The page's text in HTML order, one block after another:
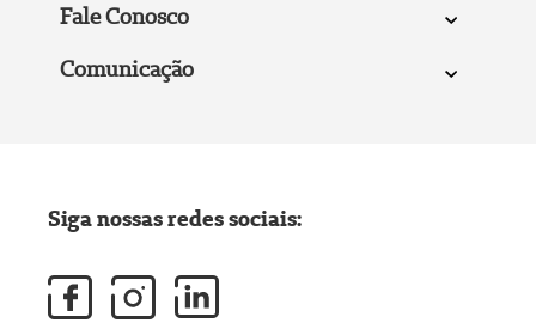
Fale Conosco
Comunicação
Siga nossas redes sociais: